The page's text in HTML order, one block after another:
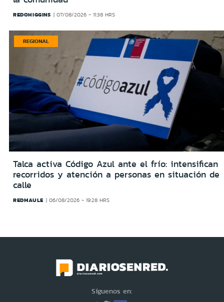
REDOHIGGINS 07/08/2026 - 11:38 HRS
REGIONAL
Talca activa Código Azul ante el frío: intensifican
recorridos y atención a personas en situación de
calle
REDMAULE 06/08/2026 - 19:28 HRS
Síguenos en: